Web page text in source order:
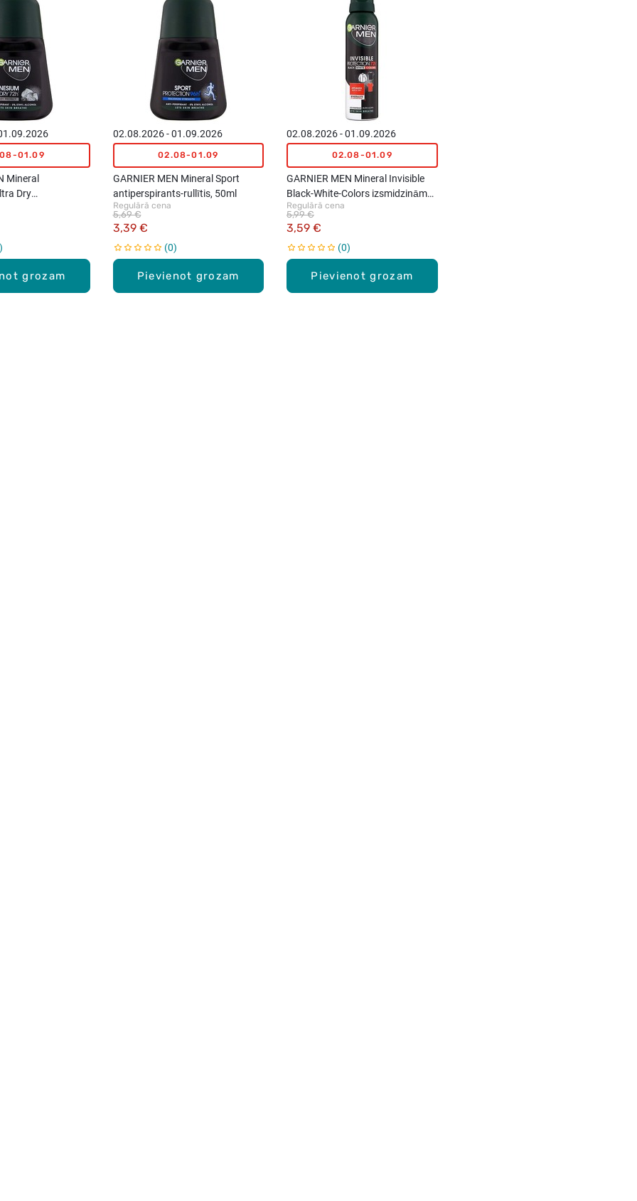
grozam
01.09
Mineral
Dry
rullītis, 50ml
Pievienot grozam
02.08.2026 - 01.09.2026
02.08-01.09
GARNIER MEN Mineral Sport
antiperspirants-rullītis, 50ml
Regulārā cena
3,39 €
5,69 €
0
Pievienot grozam
02.08.2026 - 01.09.2026
02.08-01.09
GARNIER MEN Mineral Invisible
Black-White-Colors izsmidzināms
antiperspirants, 150ml
Regulārā cena
3,59 €
5,99 €
0